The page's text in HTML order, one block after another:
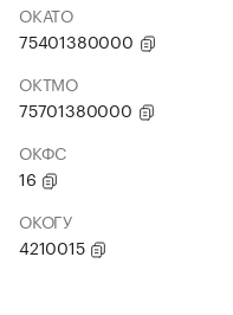
ОКАТО
75401380000
ОКТМО
75701380000
ОКФС
16
ОКОГУ
4210015